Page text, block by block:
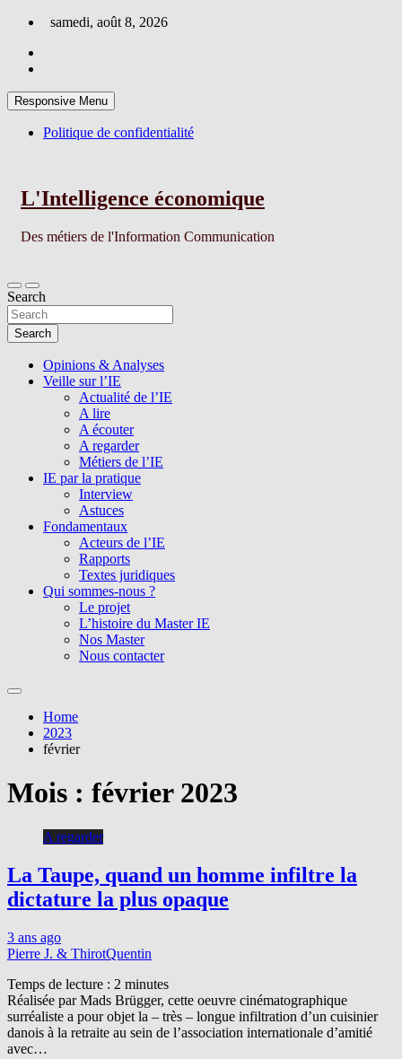
Skip
content
samedi, août 8, 2026
Responsive Menu
Politique de confidentialité
L'Intelligence économique
Des métiers de l'Information Communication
Search
Search
Opinions & Analyses
Veille sur l’IE
Actualité de l’IE
A lire
A écouter
A regarder
Métiers de l’IE
IE par la pratique
Interview
Astuces
Fondamentaux
Acteurs de l’IE
Rapports
Textes juridiques
Qui sommes-nous ?
Le projet
L’histoire du Master IE
Nos Master
Nous contacter
Home
2023
février
Mois : février 2023
A regarder
La Taupe, quand un homme infiltre la
dictature la plus opaque
3 ans ago
Pierre J. & ThirotQuentin
Temps de lecture : 2 minutes
Réalisée par Mads Brügger, cette oeuvre cinématographique
surréaliste a pour objet la – très – longue infiltration d’un cuisinier
danois à la retraite au sein de l’association internationale d’amitié
avec…